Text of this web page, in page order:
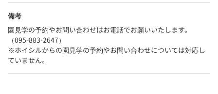
備考
園見学の予約やお問い合わせはお電話でお願いいたします。
（095-883-2647）
※ホイシルからの園見学の予約やお問い合わせについては対応し
ていません。